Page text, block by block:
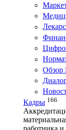
Обзор
Кадры 166
работника и